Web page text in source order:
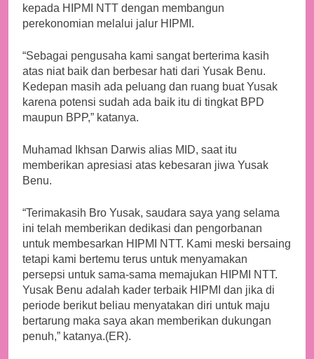
kepada HIPMI NTT dengan membangun
perekonomian melalui jalur HIPMI.
“Sebagai pengusaha kami sangat berterima kasih
atas niat baik dan berbesar hati dari Yusak Benu.
Kedepan masih ada peluang dan ruang buat Yusak
karena potensi sudah ada baik itu di tingkat BPD
maupun BPP,” katanya.
Muhamad Ikhsan Darwis alias MID, saat itu
memberikan apresiasi atas kebesaran jiwa Yusak
Benu.
“Terimakasih Bro Yusak, saudara saya yang selama
ini telah memberikan dedikasi dan pengorbanan
untuk membesarkan HIPMI NTT. Kami meski bersaing
tetapi kami bertemu terus untuk menyamakan
persepsi untuk sama-sama memajukan HIPMI NTT.
Yusak Benu adalah kader terbaik HIPMI dan jika di
periode berikut beliau menyatakan diri untuk maju
bertarung maka saya akan memberikan dukungan
penuh,” katanya.(ER).